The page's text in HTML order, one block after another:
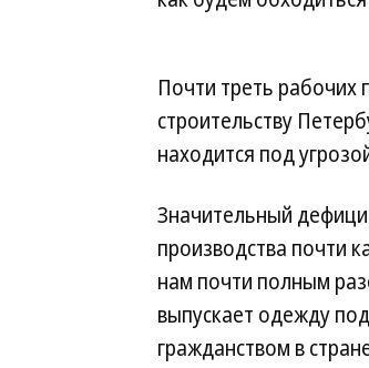
Почти треть рабочих
строительству
находится под
Значительный
производства почти
нам почти полным
выпускает одежду
гражданством в